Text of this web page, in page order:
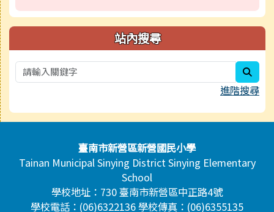
站內搜尋
進階搜尋
頁尾區域內容臺南市新營區新營國民小學
Tainan Municipal Sinying District Sinying Elementary
School
學校地址：730 臺南市新營區中正路4號
學校電話：(06)6322136 學校傳真：(06)6355135